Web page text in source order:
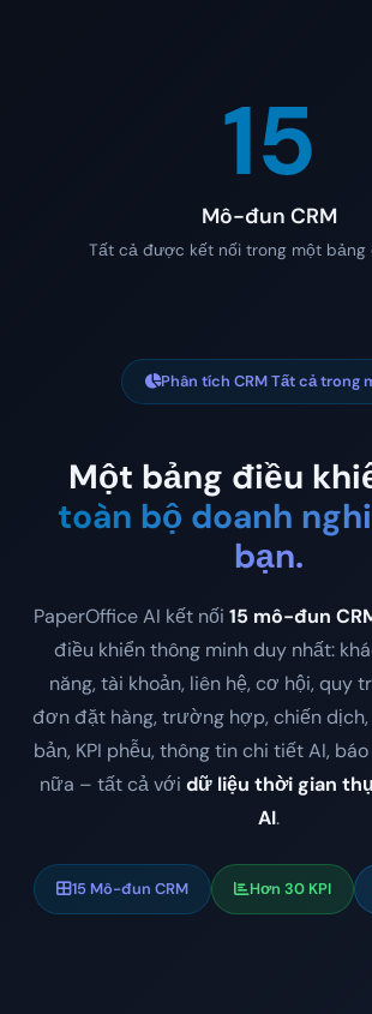
15
Mô-đun CRM
Tất cả được kết nối trong một bảng
Phân tích CRM Tất cả trong
Một bảng điều
toàn bộ doanh
bạn.
PaperOffice AI kết nối 15 mô-đun
điều khiển thông minh duy nhất:
năng, tài khoản, liên hệ, cơ hội, quy
đơn đặt hàng, trường hợp, chiến dịch,
bản, KPI phễu, thông tin chi tiết AI,
nữa – tất cả với dữ liệu thời gian
AI.
15 Mô-đun CRM Hơn 30 KPI